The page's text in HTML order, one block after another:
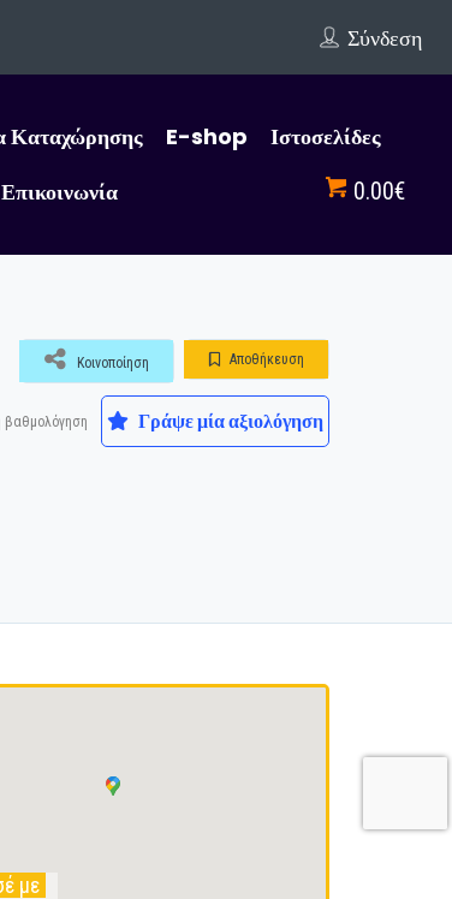
Σύνδεση
Καταχώρησης E-shop
Ιστοσελίδες
Επικοινωνία 0.00€
Αποθήκευση
Κοινοποίηση
βαθμολόγηση Γράψε μία αξιολόγηση
με